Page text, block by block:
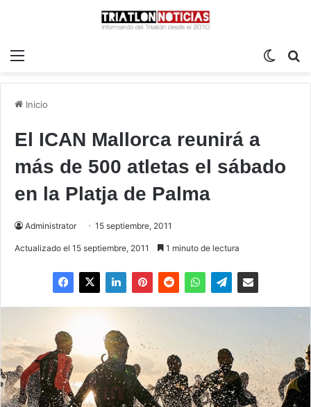
Inicio
El ICAN Mallorca reunirá a
más de 500 atletas el sábado
en la Platja de Palma
Administrator 15 septiembre, 2011
Actualizado el 15 septiembre, 2011 1 minuto de lectura